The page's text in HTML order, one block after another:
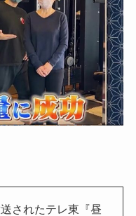
されたテレ東『昼